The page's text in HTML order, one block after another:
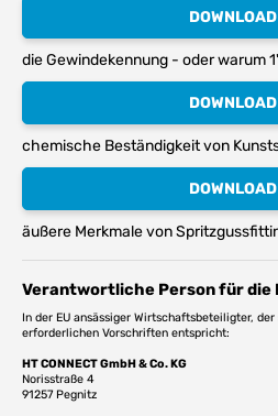
DOWNLOAD
die Gewindekennung - oder warum
DOWNLOAD
chemische Beständigkeit von
DOWNLOAD
äußere Merkmale von
Verantwortliche Person für die
In der EU ansässiger Wirtschaftsbeteiligter,
erforderlichen Vorschriften entspricht:
HT CONNECT GmbH & Co. KG
Norisstraße 4
91257 Pegnitz